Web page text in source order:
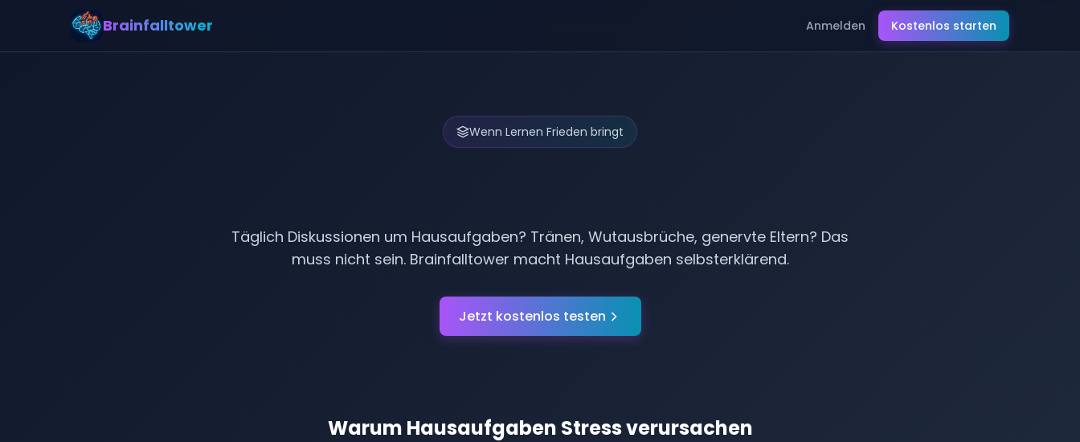
Brainfalltower Anmelden Kostenlos starten
Wenn Lernen Frieden bringt
Täglich Diskussionen um Hausaufgaben? Tränen, Wutausbrüche, genervte Eltern? Das
muss nicht sein. Brainfalltower macht Hausaufgaben selbsterklärend.
Jetzt kostenlos testen
Warum Hausaufgaben Stress verursachen